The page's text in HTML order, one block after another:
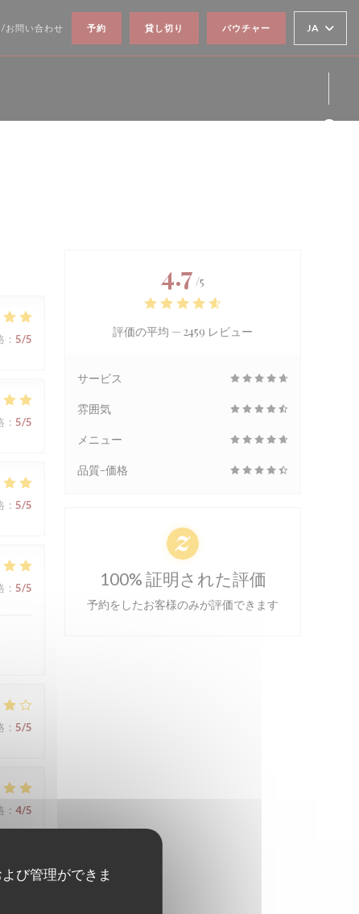
び管理ができま
/お問い合わせ 予約 貸し切り バウチャー JA
: 5/5
: 5/5
: 5/5
: 5/5
: 5/5
: 4/5
4.7 /5
評価の平均 — 2459 レビュー
サービス
雰囲気
メニュー
品質-価格
100% 証明された評価
予約をしたお客様のみが評価できます